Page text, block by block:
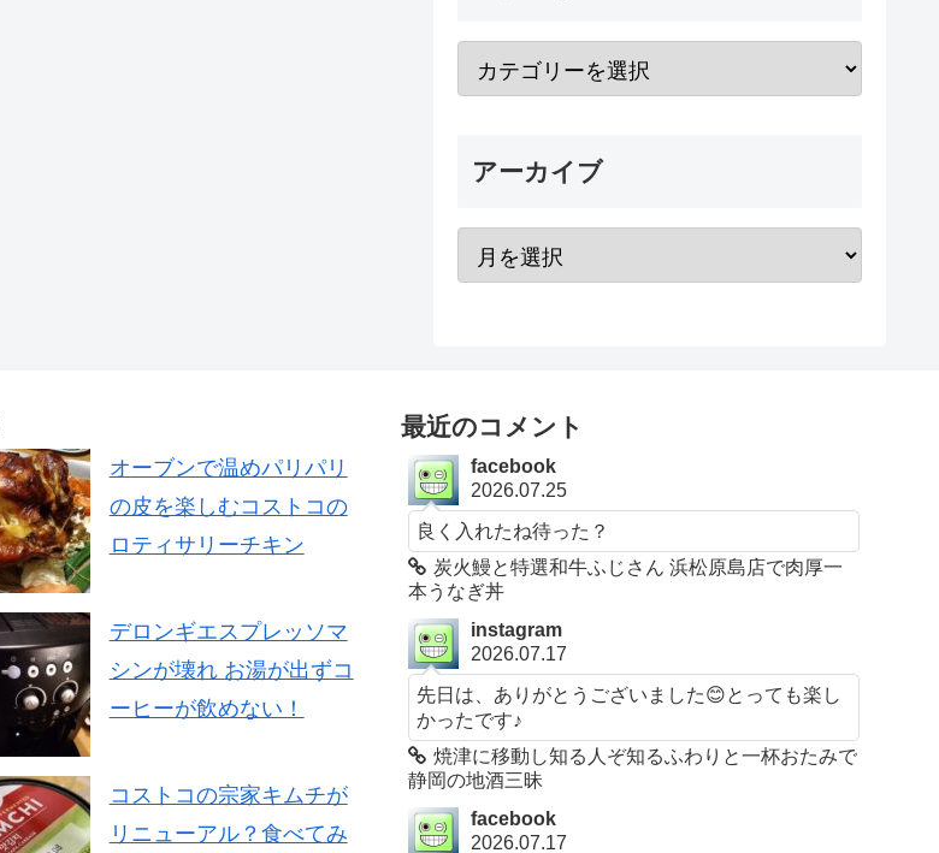
アーカイブ
オーブンで温めパリパリ
の皮を楽しむコストコの
ロティサリーチキン
デロンギエスプレッソマ
シンが壊れ お湯が出ずコ
ーヒーが飲めない！
コストコの宗家キムチが
リニューアル？食べてみ
最近のコメント
facebook
2026.07.25
良く入れたね待った？
炭火鰻と特選和牛ふじさん 浜松原島店で肉厚一
本うなぎ丼
instagram
2026.07.17
先日は、ありがとうございました😊とっても楽し
かったです♪
焼津に移動し知る人ぞ知るふわりと一杯おたみで
静岡の地酒三昧
facebook
2026.07.17